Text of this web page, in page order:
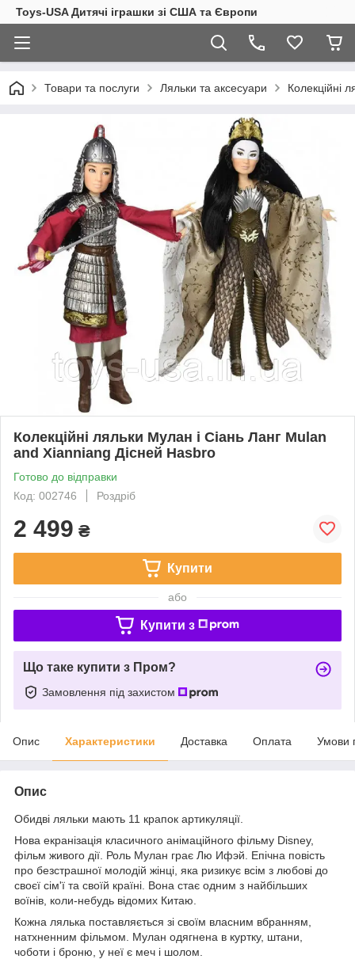
Toys-USA Дитячі іграшки зі США та Європи
Товари та послуги Ляльки та аксесуари Колекційні
Колекційні ляльки Мулан і Сіань Ланг Mulan
and Xianniang Дісней Hasbro
Готово до відправки
Код: 002746
Роздріб
2 499 ₴
Купити
або
Купити з
Що таке купити з Пром?
Замовлення під захистом
Опис Характеристики Доставка Оплата Умови
Опис
Обидві ляльки мають 11 крапок артикуляції.
Нова екранізація класичного анімаційного фільму Disney,
фільм живого дії. Роль Мулан грає Лю Ифэй. Епічна повість
про безстрашної молодій жінці, яка ризикує всім з любові до
своєї сім'ї та своїй країні. Вона стає одним з найбільших
воїнів, коли-небудь відомих Китаю.
Кожна лялька поставляється зі своїм власним вбранням,
натхненним фільмом. Мулан одягнена в куртку, штани,
чоботи і броню, у неї є меч і шолом.